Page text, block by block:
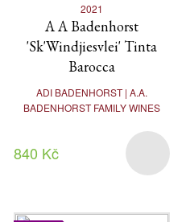
2021
A A Badenhorst
'Sk'Windjiesvlei' Tinta
Barocca
ADI BADENHORST | A.A.
BADENHORST FAMILY WINES
840 Kč